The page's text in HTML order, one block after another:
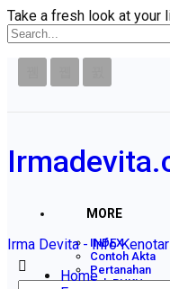
Take a fresh look at your
MORE
INDEX
Contoh Akta
Pertanahan
Rak BUKU
Irma Devita - Info
Home